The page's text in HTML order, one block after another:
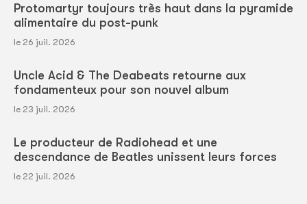
Protomartyr toujours très haut dans la pyramide
alimentaire du post-punk
le 26 juil. 2026
Uncle Acid & The Deabeats retourne aux
fondamenteux pour son nouvel album
le 23 juil. 2026
Le producteur de Radiohead et une
descendance de Beatles unissent leurs forces
le 22 juil. 2026